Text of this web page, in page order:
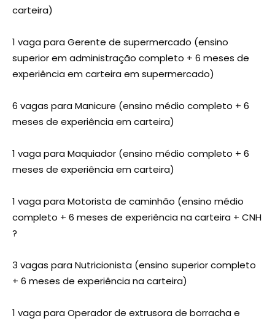
carteira)
1 vaga para Gerente de supermercado (ensino
superior em administração completo + 6 meses de
experiência em carteira em supermercado)
6 vagas para Manicure (ensino médio completo + 6
meses de experiência em carteira)
1 vaga para Maquiador (ensino médio completo + 6
meses de experiência em carteira)
1 vaga para Motorista de caminhão (ensino médio
completo + 6 meses de experiência na carteira + CNH
?
3 vagas para Nutricionista (ensino superior completo
+ 6 meses de experiência na carteira)
1 vaga para Operador de extrusora de borracha e